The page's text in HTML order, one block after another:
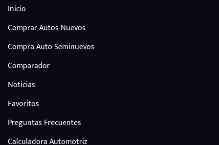
Inicio
Comprar Autos Nuevos
Compra Auto Seminuevos
Comparador
Noticias
Favoritos
Preguntas Frecuentes
Calculadora Automotriz